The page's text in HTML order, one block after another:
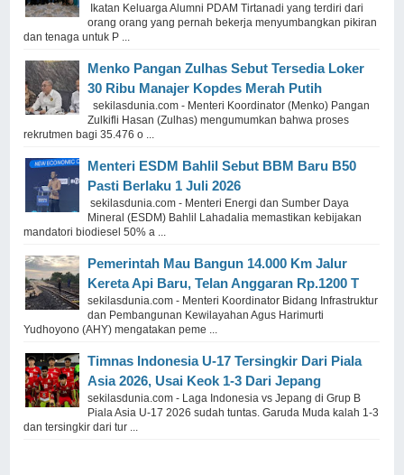
Ikatan Keluarga Alumni PDAM Tirtanadi yang terdiri dari
orang orang yang pernah bekerja menyumbangkan pikiran
dan tenaga untuk P ...
Menko Pangan Zulhas Sebut Tersedia Loker
30 Ribu Manajer Kopdes Merah Putih
sekilasdunia.com - Menteri Koordinator (Menko) Pangan
Zulkifli Hasan (Zulhas) mengumumkan bahwa proses
rekrutmen bagi 35.476 o ...
Menteri ESDM Bahlil Sebut BBM Baru B50
Pasti Berlaku 1 Juli 2026
sekilasdunia.com - Menteri Energi dan Sumber Daya
Mineral (ESDM) Bahlil Lahadalia memastikan kebijakan
mandatori biodiesel 50% a ...
Pemerintah Mau Bangun 14.000 Km Jalur
Kereta Api Baru, Telan Anggaran Rp.1200 T
sekilasdunia.com - Menteri Koordinator Bidang Infrastruktur
dan Pembangunan Kewilayahan Agus Harimurti
Yudhoyono (AHY) mengatakan peme ...
Timnas Indonesia U-17 Tersingkir Dari Piala
Asia 2026, Usai Keok 1-3 Dari Jepang
sekilasdunia.com - Laga Indonesia vs Jepang di Grup B
Piala Asia U-17 2026 sudah tuntas. Garuda Muda kalah 1-3
dan tersingkir dari tur ...